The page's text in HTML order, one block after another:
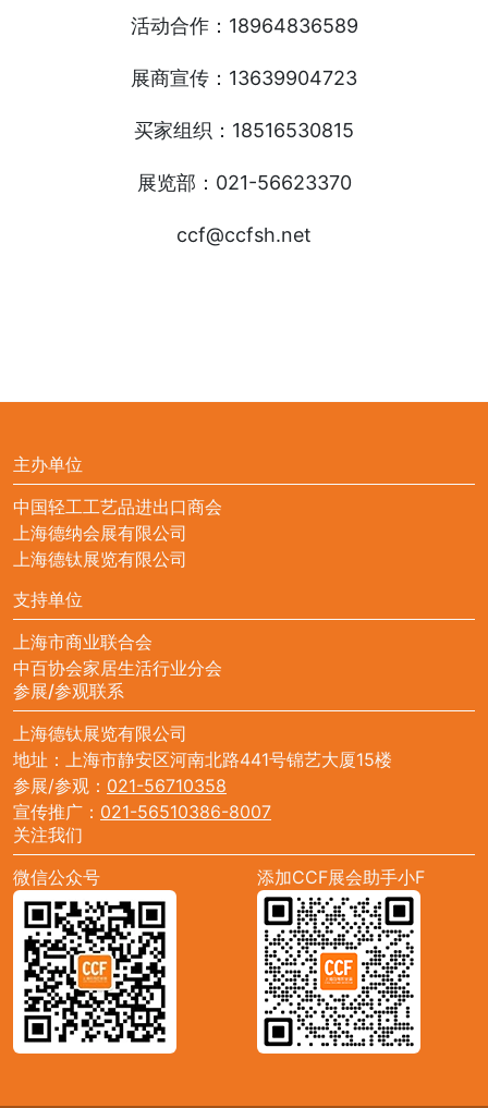
活动合作：18964836589
展商宣传：13639904723
买家组织：18516530815
展览部：021-56623370
ccf@ccfsh.net
主办单位
中国轻工工艺品进出口商会
上海德纳会展有限公司
上海德钛展览有限公司
支持单位
上海市商业联合会
中百协会家居生活行业分会
参展/参观联系
上海德钛展览有限公司
地址：上海市静安区河南北路441号锦艺大厦15楼
参展/参观： 021-56710358
宣传推广： 021-56510386-8007
关注我们
微信公众号
添加CCF展会助手小F